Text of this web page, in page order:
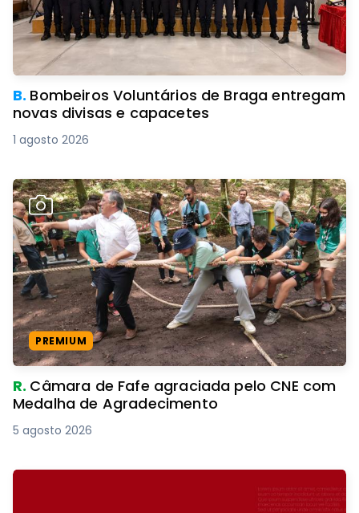
B. Bombeiros Voluntários de Braga entregam
novas divisas e capacetes
1 agosto 2026
PREMIUM
R. Câmara de Fafe agraciada pelo CNE com
Medalha de Agradecimento
5 agosto 2026